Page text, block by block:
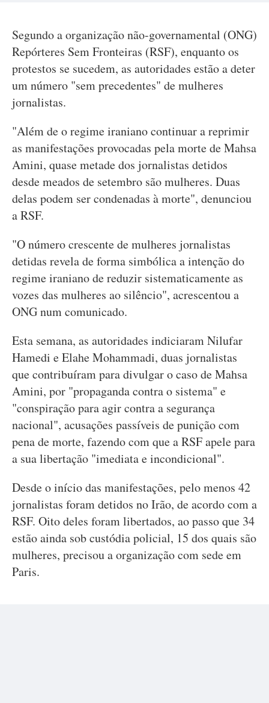
Segundo a organização não-governamental (ONG)
Repórteres Sem Fronteiras (RSF), enquanto os
protestos se sucedem, as autoridades estão a deter
um número "sem precedentes" de mulheres
jornalistas.
"Além de o regime iraniano continuar a reprimir
as manifestações provocadas pela morte de Mahsa
Amini, quase metade dos jornalistas detidos
desde meados de setembro são mulheres. Duas
delas podem ser condenadas à morte", denunciou
a RSF.
"O número crescente de mulheres jornalistas
detidas revela de forma simbólica a intenção do
regime iraniano de reduzir sistematicamente as
vozes das mulheres ao silêncio", acrescentou a
ONG num comunicado.
Esta semana, as autoridades indiciaram Nilufar
Hamedi e Elahe Mohammadi, duas jornalistas
que contribuíram para divulgar o caso de Mahsa
Amini, por "propaganda contra o sistema" e
"conspiração para agir contra a segurança
nacional", acusações passíveis de punição com
pena de morte, fazendo com que a RSF apele para
a sua libertação "imediata e incondicional".
Desde o início das manifestações, pelo menos 42
jornalistas foram detidos no Irão, de acordo com a
RSF. Oito deles foram libertados, ao passo que 34
estão ainda sob custódia policial, 15 dos quais são
mulheres, precisou a organização com sede em
Paris.